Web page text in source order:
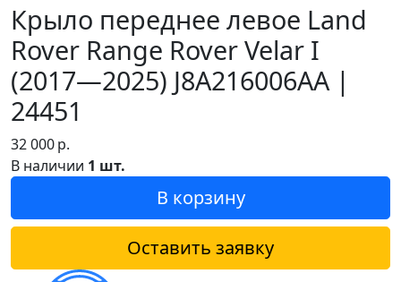
Крыло переднее левое Land
Rover Range Rover Velar I
(2017—2025) J8A216006AA |
24451
32 000р.
В наличии 1 шт.
В корзину
Оставить заявку